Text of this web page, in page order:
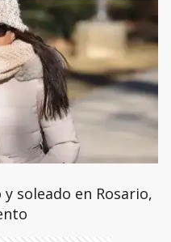
soleado en Rosario,